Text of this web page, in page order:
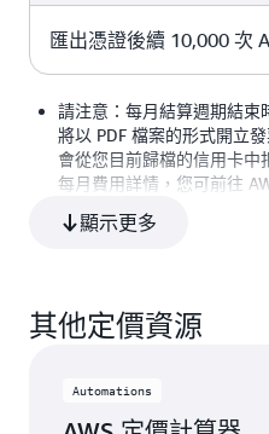
79 USD (簽發時收取，續約
價格
0 USD (每個帳戶每月)
匯出憑證後續 10,000 次
價格
每 10,000 萬次 API 呼叫
請注意：每月結算週期結束
將以 PDF 檔案的形式開立
會從您目前歸檔的信用卡中
每月費用詳情，您可前往
範例 1：憑證包含一個完全限定
顯示更多
其他定價資源
Automations